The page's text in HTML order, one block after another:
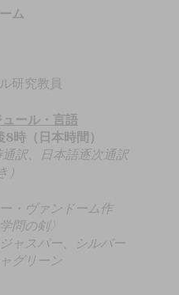
ム
研究教員
ュール・言語
時（日本時間）
訳、日本語逐次通訳
）
・ヴァンドーム作
問の剣〉
ャスパー、シルバー
グリーン